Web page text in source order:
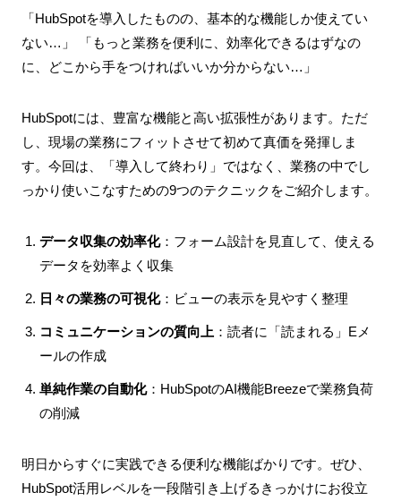
「HubSpotを導入したものの、基本的な機能しか使えてい
ない…」 「もっと業務を便利に、効率化できるはずなの
に、どこから手をつければいいか分からない…」
HubSpotには、豊富な機能と高い拡張性があります。ただ
し、現場の業務にフィットさせて初めて真価を発揮しま
す。今回は、「導入して終わり」ではなく、業務の中でし
っかり使いこなすための9つのテクニックをご紹介します。
データ収集の効率化：フォーム設計を見直して、使える
データを効率よく収集
日々の業務の可視化：ビューの表示を見やすく整理
コミュニケーションの質向上 ：読者に「読まれる」Eメ
ールの作成
単純作業の自動化：HubSpotのAI機能Breezeで業務負荷
の削減
明日からすぐに実践できる便利な機能ばかりです。ぜひ、
HubSpot活用レベルを一段階引き上げるきっかけにお役立